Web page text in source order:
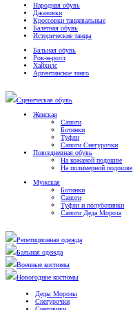
Народная обувь
Джазовки
Кроссовки танцевальные
Балетная обувь
Исторические танцы
Бальная обувь
Рок-н-ролл
Хайхилс
Аргентинское танго
Сценическая обувь
Женская
Сапоги
Ботинки
Туфли
Сапоги Снегурочки
Повседневная обувь
На кожаной подошве
На полимерной подошве
Мужская
Ботинки
Сапоги
Туфли и полуботинки
Сапоги Деда Мороза
Репетиционная одежда
Бальная одежда
Военные костюмы
Новогодние костюмы
Деды Морозы
Снегурочки